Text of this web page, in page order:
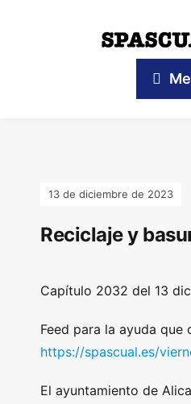
13 de diciembre de 2023
Reciclaje y
Capítulo 2032 del 13
Feed para la ayuda que
https://spascual.es/
El ayuntamiento de